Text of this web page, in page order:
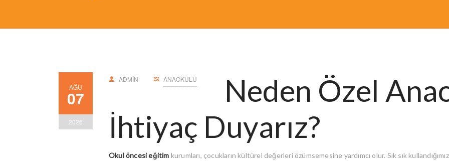
AĞU
07
2026
ADMIN ANAOKULU
Neden Özel
İhtiyaç Duyarız?
Okul öncesi eğitim kurumları, çocukların kültürel değerleri özümsemesine yardımcı olur. Sık sık